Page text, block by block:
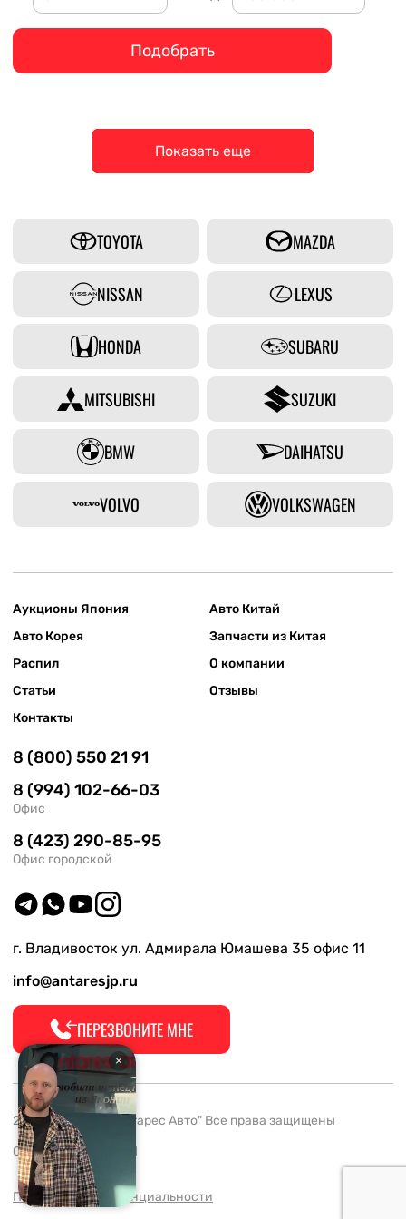
Подобрать
Показать еще
TOYOTA MAZDA
NISSAN LEXUS
HONDA SUBARU
MITSUBISHI SUZUKI
BMW DAIHATSU
VOLVO VOLKSWAGEN
Аукционы Япония
Авто Китай
Авто Корея
Запчасти из Китая
Распил
О компании
Статьи
Отзывы
Контакты
8 (800) 550 21 91
8 (994) 102-66-03
Офис
8 (423) 290-85-95
Офис городской
г. Владивосток ул. Адмирала Юмашева 35 офис 11
info@antaresjp.ru
ПЕРЕЗВОНИТЕ МНЕ
2008-2026 ООО "Антарес Авто" Все права защищены
ОГРН 1132537005061
Политика конфиденциальности